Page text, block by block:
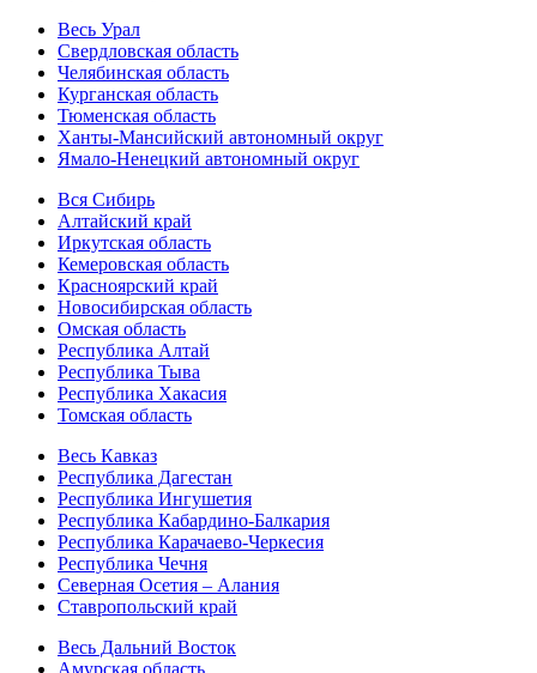
Весь Урал
Свердловская область
Челябинская область
Курганская область
Тюменская область
Ханты-Мансийский автономный округ
Ямало-Ненецкий автономный округ
Вся Сибирь
Алтайский край
Иркутская область
Кемеровская область
Красноярский край
Новосибирская область
Омская область
Республика Алтай
Республика Тыва
Республика Хакасия
Томская область
Весь Кавказ
Республика Дагестан
Республика Ингушетия
Республика Кабардино-Балкария
Республика Карачаево-Черкесия
Республика Чечня
Северная Осетия – Алания
Ставропольский край
Весь Дальний Восток
Амурская область